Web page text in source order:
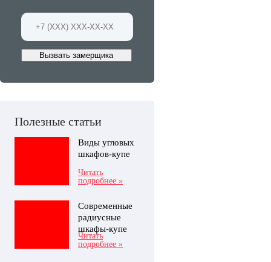
Вызвать замерщика
Полезные статьи
Виды угловых
шкафов-купе
Читать
подробнее »
Современные
радиусные
шкафы-купе
Читать
подробнее »